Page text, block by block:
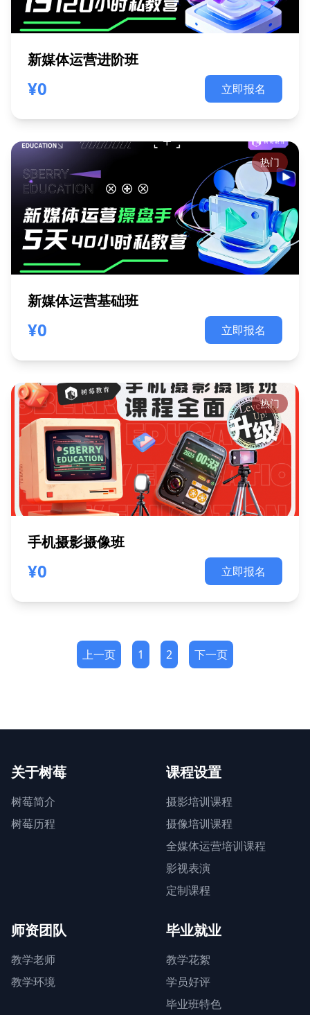
新媒体运营进阶班
¥0 立即报名
热门
新媒体运营基础班
¥0 立即报名
热门
手机摄影摄像班
¥0 立即报名
上一页 1 2 下一页
关于树莓
树莓简介
树莓历程
课程设置
摄影培训课程
摄像培训课程
全媒体运营培训课程
影视表演
定制课程
师资团队
教学老师
教学环境
毕业就业
教学花絮
学员好评
毕业班特色